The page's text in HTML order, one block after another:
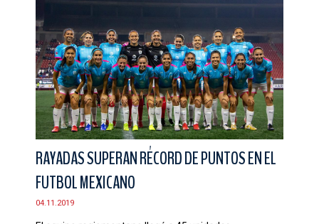
RAYADAS SUPERAN RÉCORD DE PUNTOS EN EL
FUTBOL MEXICANO
04.11.2019